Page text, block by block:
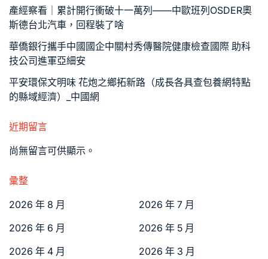
產經察看｜累計開行衝破十一萬列——中歐班列OSDER奧
斯德台北汽車，回程裝了啥
華僑銀行攜手中國國企中關村秀傳醫院健康檢查國際 助科
技公司進軍亞細安
平安環保文明味 花炮之鄉拓新路（成長各具查包養網特點
的縣域經濟）_中國網
近期留言
尚無留言可供顯示。
彙整
2026 年 8 月
2026 年 7 月
2026 年 6 月
2026 年 5 月
2026 年 4 月
2026 年 3 月